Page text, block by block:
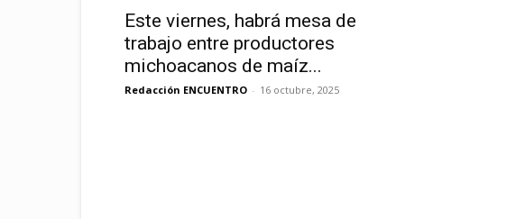
Este viernes, habrá mesa de
trabajo entre productores
michoacanos de maíz...
Redacción ENCUENTRO - 16 octubre, 2025